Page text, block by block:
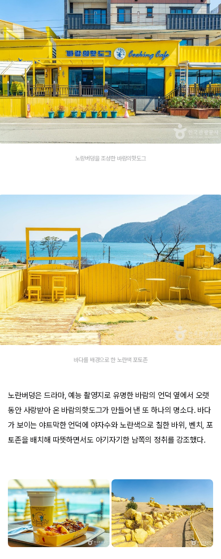
노랑버덩을 조성한 바람의핫도그
바다를 배경으로 한 노란색 포토존
노란버덩은 드라마, 예능 촬영지로 유명한 바람의 언덕 옆에서 오랫
동안 사랑받아 온 바람의핫도그가 만들어 낸 또 하나의 명소다. 바다
가 보이는 야트막한 언덕에 야자수와 노란색으로 칠한 바위, 벤치, 포
토존을 배치해 따뜻하면서도 아기자기한 남쪽의 정취를 강조했다.